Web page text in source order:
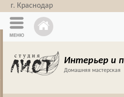
г. Краснодар
Интерьер и
Домашняя мастерская